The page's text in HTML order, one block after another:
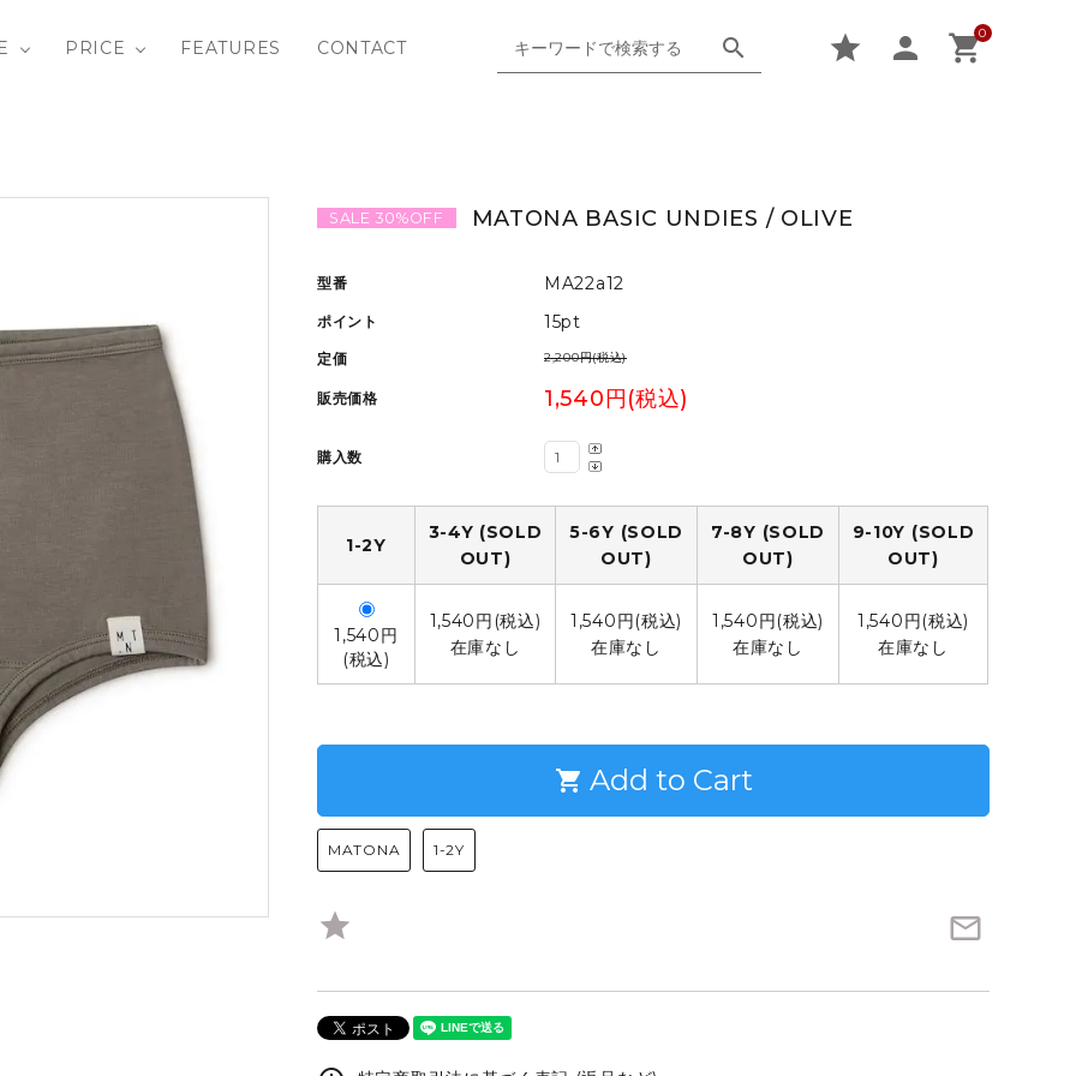
SHOES CAP / HAT
DAILY BRAT ESTHER
Phil&Phae
SOUVENIRS / B the campamento
/ USED Other BRAND
10-12Y OVER 12Y-
PRICE FEATURES CONTACT search star person 0
shopping_cart
SALE 30%OFF MATONA BASIC UNDIES / OLIVE
型番 MA22a12
ポイント 15pt
定価 2,200円(税込)
販売価格 1,540円(税込)
購入数
1-2Y
3-4Y (SOLD
OUT)
5-6Y (SOLD
OUT)
7-8Y (SOLD
OUT)
9-10Y (SOLD
OUT)
1,540円
(税込)
1,540円(税込)
在庫なし
1,540円(税込)
在庫なし
1,540円(税込)
在庫なし
1,540円(税込)
在庫なし
shopping_cart Add to Cart
MATONA 1-2Y
star mail_outline